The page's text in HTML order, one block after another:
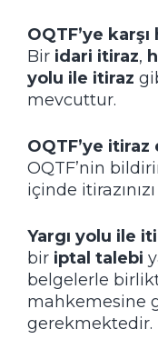
OQTF’ye
Bir idari itiraz,
yolu ile itiraz
mevcuttur.
OQTF’ye
OQTF’nin
içinde
Yargı yolu ile
bir iptal talebi
belgelerle
mahkemesine
gerekmektedir.